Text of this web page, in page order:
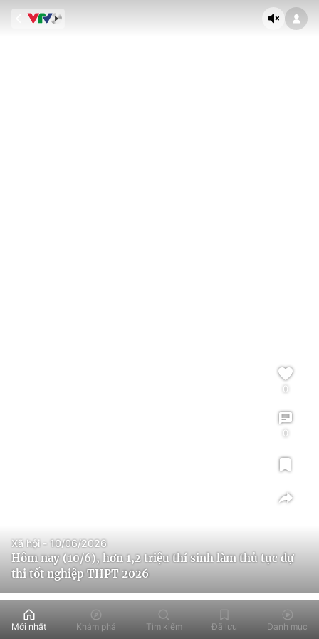
Hôm nay (10/6), hơn 1,2 triệu thí sinh làm thủ tục dự
thi tốt nghiệp THPT 2026
Xã hội - 10/06/2026
0
0
Mới nhất Khám phá Tìm kiếm Đã lưu Danh mục